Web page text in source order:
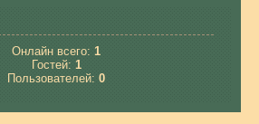
Онлайн всего: 1
Гостей: 1
Пользователей: 0